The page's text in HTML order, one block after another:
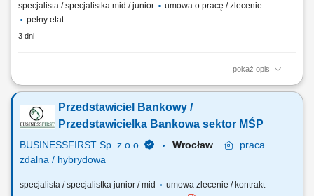
specjalista / specjalistka mid / junior
umowa o pracę / zlecenie
pełny etat
3 dni
pokaż opis
aktywne pozyskiwanie klientów oraz sprzedaż produktów bankowych i
potrzeb i dopasowanie rozwiązań finansowych; rzetelne przedstawianie
warunków oferty, zasad i ryzyk; obsługa posprzedażowa klientów i
Przedstawiciel Bankowy /
Przedstawicielka Bankowa sektor MŚP
BUSINESSFIRST Sp. z o.o. Wrocław
praca
zdalna / hybrydowa
specjalista / specjalistka junior / mid
umowa zlecenie / kontrakt